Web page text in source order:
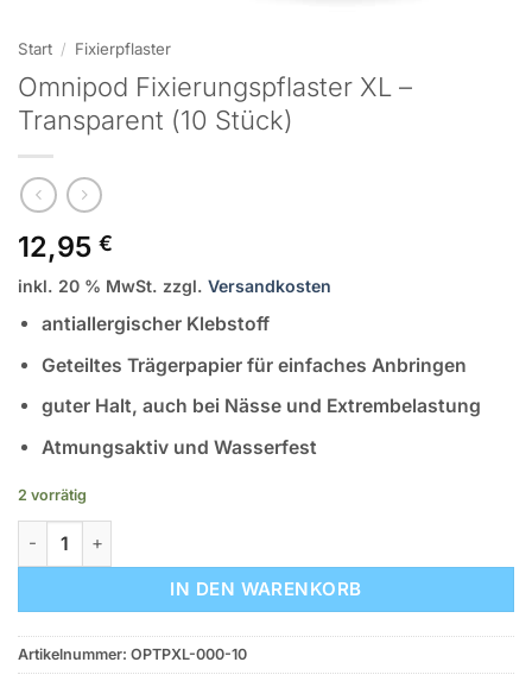
Start / Fixierpflaster
Omnipod Fixierungspflaster XL –
Transparent (10 Stück)
12,95 €
inkl. 20 % MwSt. zzgl. Versandkosten
antiallergischer Klebstoff
Geteiltes Trägerpapier für einfaches Anbringen
guter Halt, auch bei Nässe und Extrembelastung
Atmungsaktiv und Wasserfest
2 vorrätig
Omnipod Fixierungspflaster XL - Transparent (10 Stück)
IN DEN WARENKORB
Artikelnummer: OPTPXL-000-10